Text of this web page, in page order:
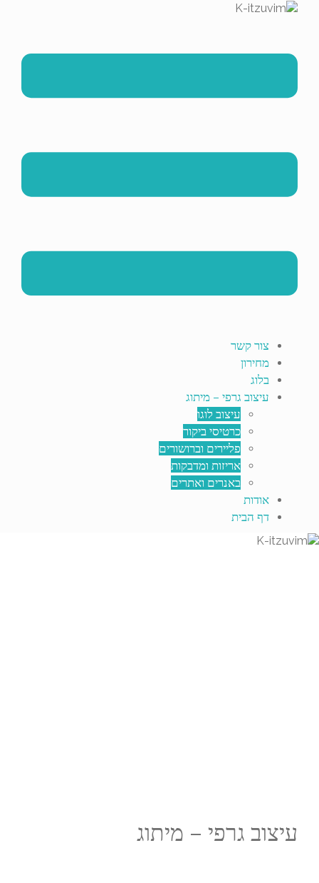
צור קשר
מחירון
בלוג
עיצוב גרפי – מיתוג
עיצוב לוגו
כרטיסי ביקור
פליירים וברושורים
אריזות ומדבקות
באנרים ואתרים
אודות
דף הבית
עיצוב גרפי – מיתוג